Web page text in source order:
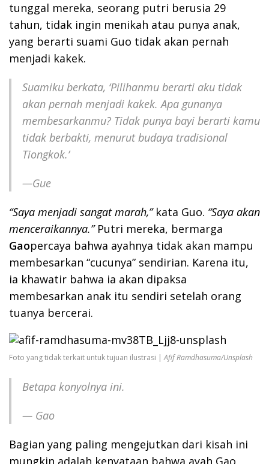
tunggal mereka, seorang putri berusia 29
tahun, tidak ingin menikah atau punya anak,
yang berarti suami Guo tidak akan pernah
menjadi kakek.
Suamiku berkata, ‘Pilihanmu berarti aku tidak
akan pernah menjadi kakek. Apa gunanya
membesarkanmu? Tidak punya bayi berarti kamu
tidak berbakti, menurut budaya tradisional
Tiongkok.’
—Gue
“Saya menjadi sangat marah,”kata Guo. “Saya akan
menceraikannya.” Putri mereka, bermarga
Gaopercaya bahwa ayahnya tidak akan mampu
membesarkan “cucunya” sendirian. Karena itu,
ia khawatir bahwa ia akan dipaksa
membesarkan anak itu sendiri setelah orang
tuanya bercerai.
Foto yang tidak terkait untuk tujuan ilustrasi |Afif Ramdhasuma/Unsplash
Betapa konyolnya ini.
— Gao
Bagian yang paling mengejutkan dari kisah ini
mungkin adalah kenyataan bahwa ayah Gao